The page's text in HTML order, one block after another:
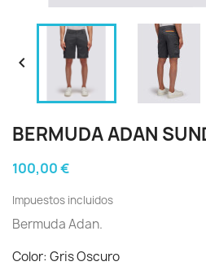

BERMUDA ADAN
100,00 €
Impuestos incluidos
Bermuda Adan.
Color: Gris Oscuro